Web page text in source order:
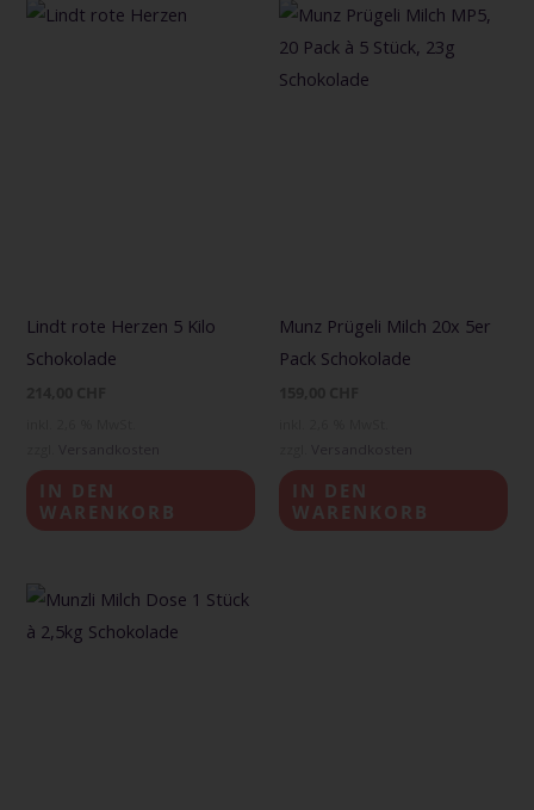
Lindt rote Herzen 5 Kilo
Schokolade
IN DEN
WARENKORB
Munz Prügeli Milch 20x 5er
Pack Schokolade
IN DEN
WARENKORB